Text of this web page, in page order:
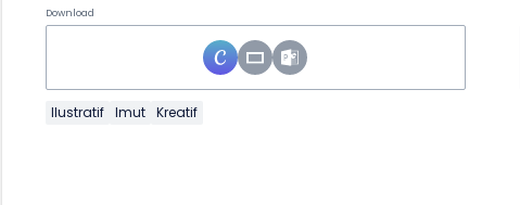
Download
Ilustratif Imut Kreatif